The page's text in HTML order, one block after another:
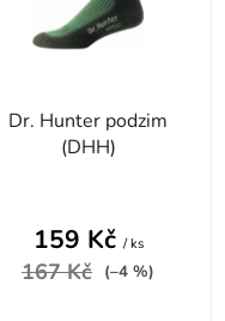
Dr. Hunter podzim
(DHH)
159 Kč / ks
167 Kč (–4 %)